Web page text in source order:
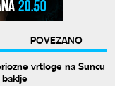
POVEZANO
vrtloge na Suncu